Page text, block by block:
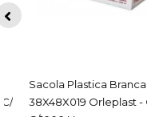
ACESSAR
Sacola Plastica Branca
38X48X019 Orleplast -